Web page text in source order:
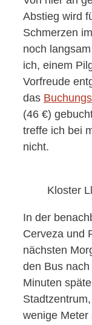
Abstieg wird
Schmerzen
noch
ich, einem
Vorfreude
das
(46 €)
treffe ich bei
nicht.
Kloster
In der
Cerveza und
nächsten
den Bus
Minuten
wenige Meter